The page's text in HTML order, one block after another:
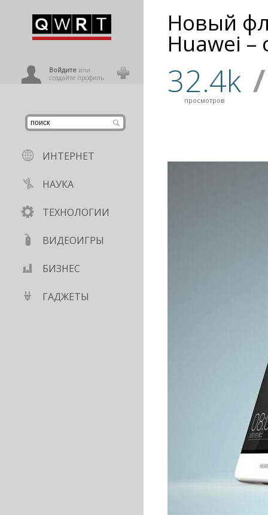
Войдитеили
создайте профиль
ИНТЕРНЕТ
НАУКА
ТЕХНОЛОГИИ
ВИДЕОИГРЫ
БИЗНЕС
ГАДЖЕТЫ
Новый
Huawei –
32.4k
просмотров /